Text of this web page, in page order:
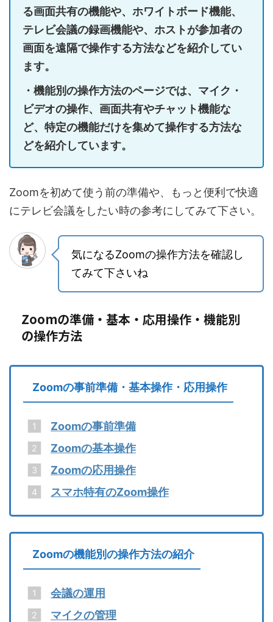
る画面共有の機能や、ホワイトボード機能、
テレビ会議の録画機能や、ホストが参加者の
画面を遠隔で操作する方法などを紹介してい
ます。
・機能別の操作方法のページでは、マイク・
ビデオの操作、画面共有やチャット機能な
ど、特定の機能だけを集めて操作する方法な
どを紹介しています。
Zoomを初めて使う前の準備や、もっと便利で快適
にテレビ会議をしたい時の参考にしてみて下さい。
気になるZoomの操作方法を確認し
てみて下さいね
Zoomの準備・基本・応用操作・機能別
の操作方法
Zoomの事前準備・基本操作・応用操作
Zoomの事前準備
Zoomの基本操作
Zoomの応用操作
スマホ特有のZoom操作
Zoomの機能別の操作方法の紹介
会議の運用
マイクの管理